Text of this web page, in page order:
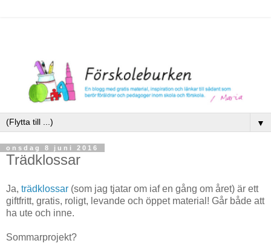
▼
onsdag 8 juni 2016
Trädklossar
Ja, trädklossar (som jag tjatar om iaf en gång om året) är ett
giftfritt, gratis, roligt, levande och öppet material! Går både att
ha ute och inne.
Sommarprojekt?